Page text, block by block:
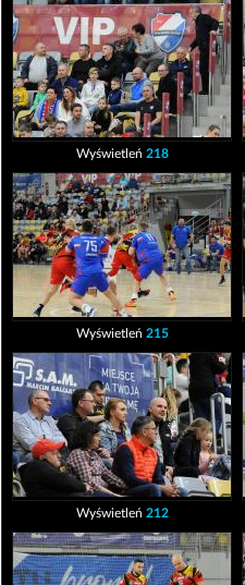
Wyświetleń 218
Wyświetleń 215
Wyświetleń 212